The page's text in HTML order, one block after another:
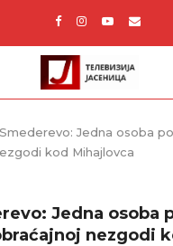
Jedna osoba
kod Mihajlovca
Jedna osoba
nezgodi